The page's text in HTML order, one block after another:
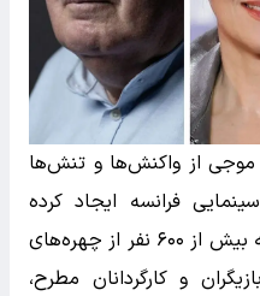
موجی از واکنش‌ها و تنش‌ها
فرانسه ایجاد کرده
است. ماجرا از زمانی آغاز شد که بیش از ۶۰۰ نفر از چهره‌های
و کارگردانان مطرح،